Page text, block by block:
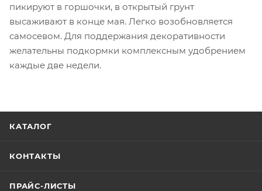
пикируют в горшочки, в открытый грунт
высаживают в конце мая. Легко возобновляется
самосевом. Для поддержания декоративности
желательны подкормки комплексным удобрением
каждые две недели.
КАТАЛОГ
КОНТАКТЫ
ПРАЙС-ЛИСТЫ